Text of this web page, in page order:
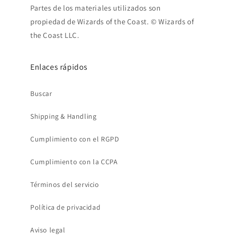
Partes de los materiales utilizados son
propiedad de Wizards of the Coast. © Wizards of
the Coast LLC.
Enlaces rápidos
Buscar
Shipping & Handling
Cumplimiento con el RGPD
Cumplimiento con la CCPA
Términos del servicio
Política de privacidad
Aviso legal